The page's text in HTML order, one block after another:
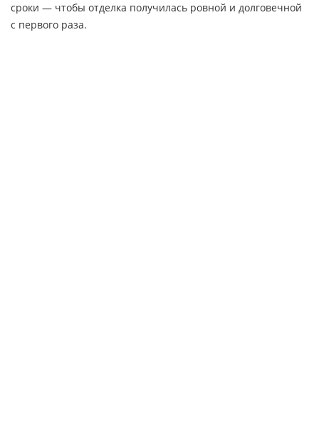
сроки — чтобы отделка получилась ровной и долговечной
с первого раза.